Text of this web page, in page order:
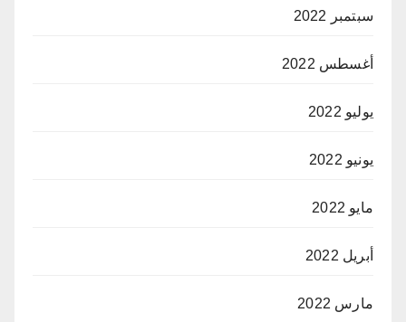
سبتمبر 2022
أغسطس 2022
يوليو 2022
يونيو 2022
مايو 2022
أبريل 2022
مارس 2022